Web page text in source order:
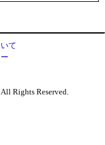
て
Rights Reserved.